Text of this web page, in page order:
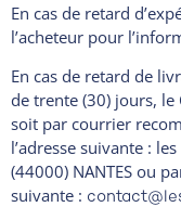
En cas de retard
l’acheteur pour
En cas de retard de
de trente (30) jours,
soit par courrier
l’adresse suivante :
(44000) NANTES ou
suivante :